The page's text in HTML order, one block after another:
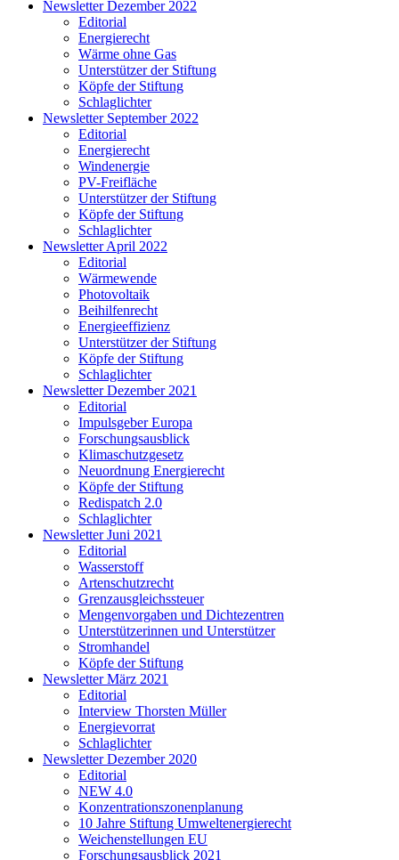
Newsletter Dezember 2022
Editorial
Energierecht
Wärme ohne Gas
Unterstützer der Stiftung
Köpfe der Stiftung
Schlaglichter
Newsletter September 2022
Editorial
Energierecht
Windenergie
PV-Freifläche
Unterstützer der Stiftung
Köpfe der Stiftung
Schlaglichter
Newsletter April 2022
Editorial
Wärmewende
Photovoltaik
Beihilfenrecht
Energieeffizienz
Unterstützer der Stiftung
Köpfe der Stiftung
Schlaglichter
Newsletter Dezember 2021
Editorial
Impulsgeber Europa
Forschungsausblick
Klimaschutzgesetz
Neuordnung Energierecht
Köpfe der Stiftung
Redispatch 2.0
Schlaglichter
Newsletter Juni 2021
Editorial
Wasserstoff
Artenschutzrecht
Grenzausgleichssteuer
Mengenvorgaben und Dichtezentren
Unterstützerinnen und Unterstützer
Stromhandel
Köpfe der Stiftung
Newsletter März 2021
Editorial
Interview Thorsten Müller
Energievorrat
Schlaglichter
Newsletter Dezember 2020
Editorial
NEW 4.0
Konzentrationszonenplanung
10 Jahre Stiftung Umweltenergierecht
Weichenstellungen EU
Forschungsausblick 2021